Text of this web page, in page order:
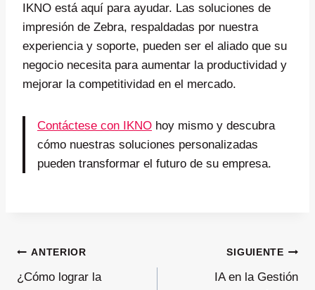
IKNO está aquí para ayudar. Las soluciones de
impresión de Zebra, respaldadas por nuestra
experiencia y soporte, pueden ser el aliado que su
negocio necesita para aumentar la productividad y
mejorar la competitividad en el mercado.
Contáctese con IKNO hoy mismo y descubra
cómo nuestras soluciones personalizadas
pueden transformar el futuro de su empresa.
Navegación
ANTERIOR
¿Cómo lograr la
SIGUIENTE
IA en la Gestión